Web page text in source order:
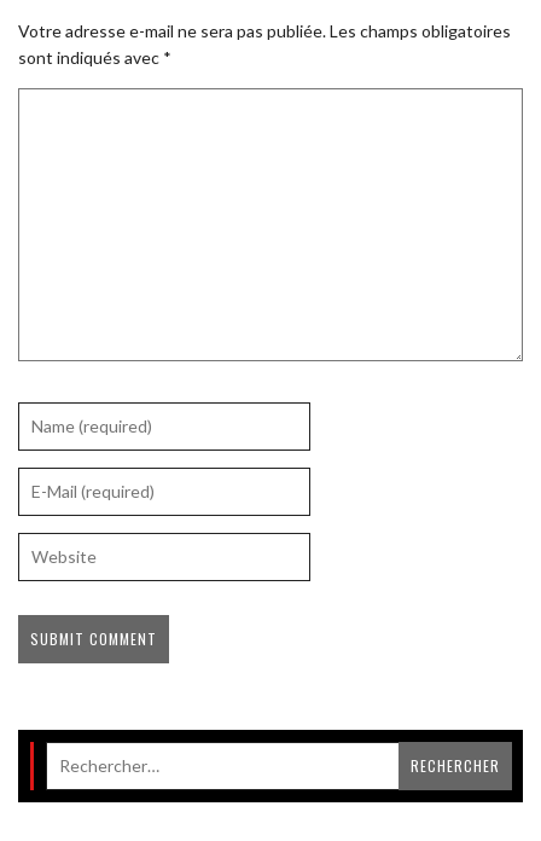
Votre adresse e-mail ne sera pas publiée.Les champs obligatoires
sont indiqués avec *